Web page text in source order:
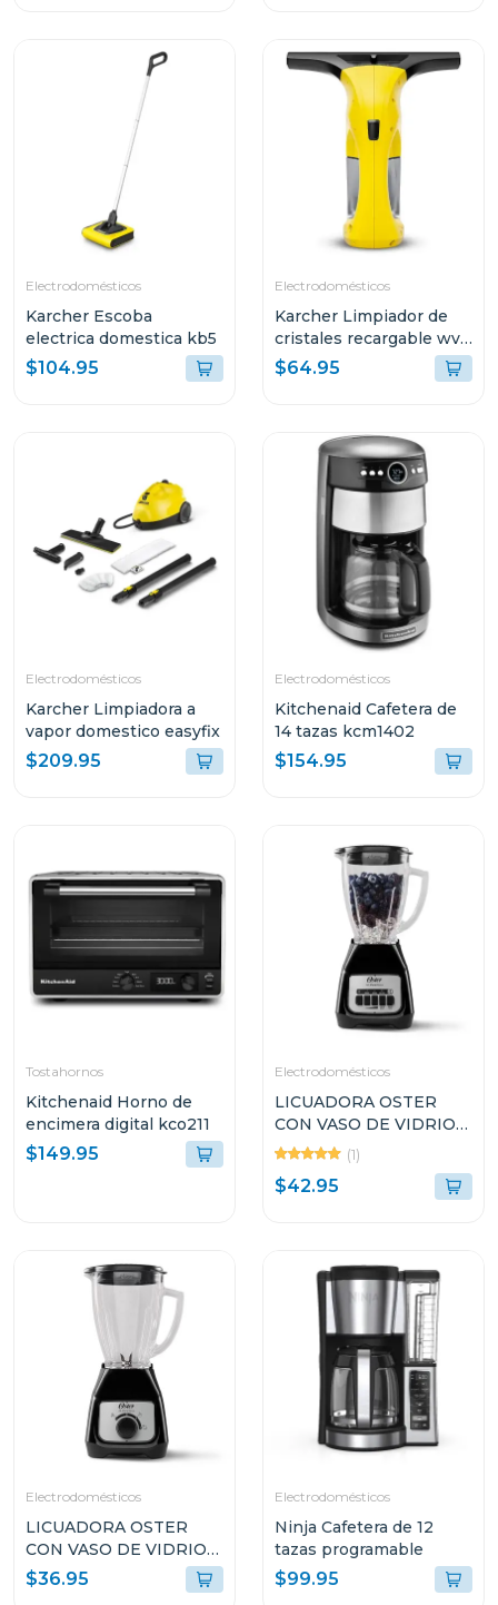
Electrodomésticos
Karcher Escoba
electrica domestica kb5
$104.95
Electrodomésticos
Karcher Limpiador de
cristales recargable wv1
plus
$64.95
Electrodomésticos
Karcher Limpiadora a
vapor domestico easyfix
$209.95
Electrodomésticos
Kitchenaid Cafetera de
14 tazas kcm1402
$154.95
Tostahornos
Kitchenaid Horno de
encimera digital kco211
$149.95
Electrodomésticos
LICUADORA OSTER
CON VASO DE VIDRIO
DE 1.5L Y 2
VELOCIDADES
BLSTKAGBPB
(1)
$42.95
Electrodomésticos
LICUADORA OSTER
CON VASO DE VIDRIO
DE 1.5L Y CONTROL DE
PERILLA BLSTKAGBRD
$36.95
Electrodomésticos
Ninja Cafetera de 12
tazas programable
$99.95